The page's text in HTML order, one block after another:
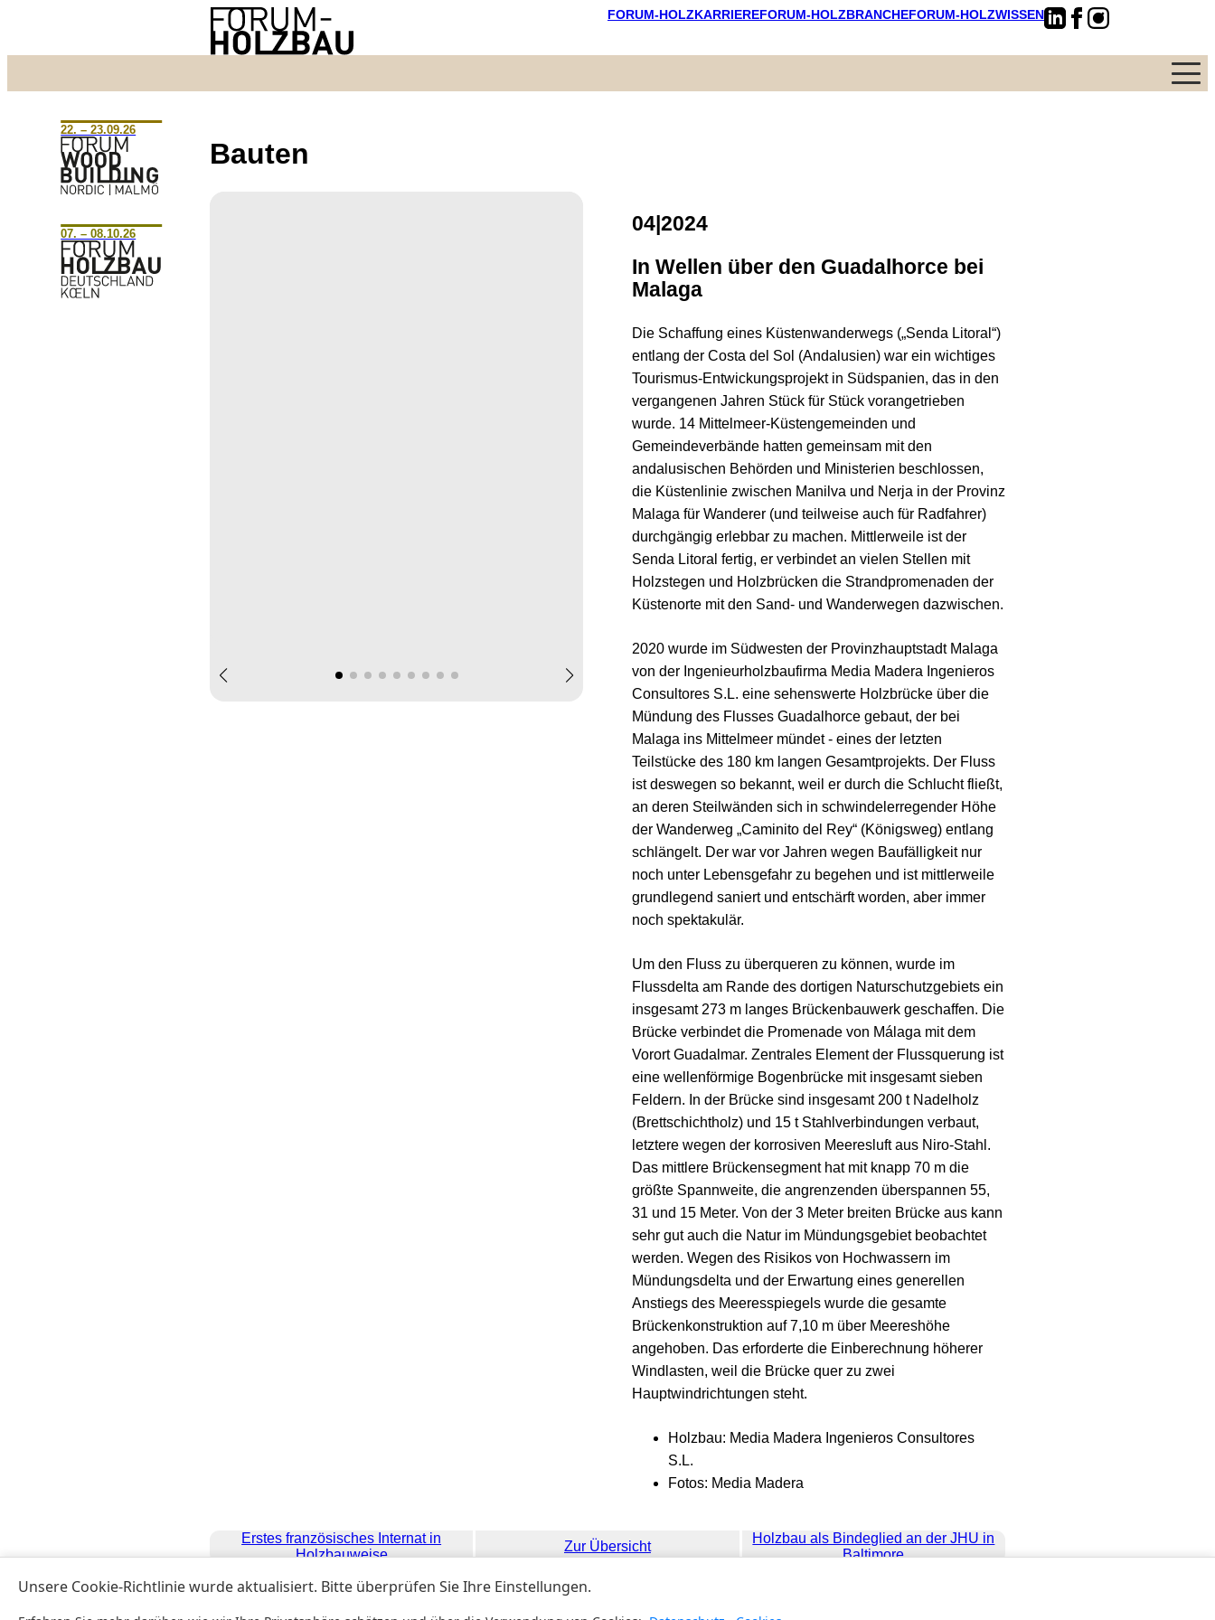
FORUM-HOLZKARRIEREFORUM-HOLZBRANCHEFORUM-HOLZWISSEN
Menü
22. – 23.09.26
07. – 08.10.26
Bauten
04|2024
In Wellen über den Guadalhorce bei
Malaga
Die Schaffung eines Küstenwanderwegs („Senda Litoral“)
entlang der Costa del Sol (Andalusien) war ein wichtiges
Tourismus-Entwickungsprojekt in Südspanien, das in den
vergangenen Jahren Stück für Stück vorangetrieben
wurde. 14 Mittelmeer-Küstengemeinden und
Gemeindeverbände hatten gemeinsam mit den
andalusischen Behörden und Ministerien beschlossen,
die Küstenlinie zwischen Manilva und Nerja in der Provinz
Malaga für Wanderer (und teilweise auch für Radfahrer)
durchgängig erlebbar zu machen. Mittlerweile ist der
Senda Litoral fertig, er verbindet an vielen Stellen mit
Holzstegen und Holzbrücken die Strandpromenaden der
Küstenorte mit den Sand- und Wanderwegen dazwischen.
2020 wurde im Südwesten der Provinzhauptstadt Malaga
von der Ingenieurholzbaufirma Media Madera Ingenieros
Consultores S.L. eine sehenswerte Holzbrücke über die
Mündung des Flusses Guadalhorce gebaut, der bei
Malaga ins Mittelmeer mündet - eines der letzten
Teilstücke des 180 km langen Gesamtprojekts. Der Fluss
ist deswegen so bekannt, weil er durch die Schlucht fließt,
an deren Steilwänden sich in schwindelerregender Höhe
der Wanderweg „Caminito del Rey“ (Königsweg) entlang
schlängelt. Der war vor Jahren wegen Baufälligkeit nur
noch unter Lebensgefahr zu begehen und ist mittlerweile
grundlegend saniert und entschärft worden, aber immer
noch spektakulär.
Um den Fluss zu überqueren zu können, wurde im
Flussdelta am Rande des dortigen Naturschutzgebiets ein
insgesamt 273 m langes Brückenbauwerk geschaffen. Die
Brücke verbindet die Promenade von Málaga mit dem
Vorort Guadalmar. Zentrales Element der Flussquerung ist
eine wellenförmige Bogenbrücke mit insgesamt sieben
Feldern. In der Brücke sind insgesamt 200 t Nadelholz
(Brettschichtholz) und 15 t Stahlverbindungen verbaut,
letztere wegen der korrosiven Meeresluft aus Niro-Stahl.
Das mittlere Brückensegment hat mit knapp 70 m die
größte Spannweite, die angrenzenden überspannen 55,
31 und 15 Meter. Von der 3 Meter breiten Brücke aus kann
sehr gut auch die Natur im Mündungsgebiet beobachtet
werden. Wegen des Risikos von Hochwassern im
Mündungsdelta und der Erwartung eines generellen
Anstiegs des Meeresspiegels wurde die gesamte
Brückenkonstruktion auf 7,10 m über Meereshöhe
angehoben. Das erforderte die Einberechnung höherer
Windlasten, weil die Brücke quer zu zwei
Hauptwindrichtungen steht.
Holzbau: Media Madera Ingenieros Consultores
S.L.
Fotos: Media Madera
Erstes französisches Internat in
Holzbauweise
Zur Übersicht
Holzbau als Bindeglied an der JHU in
Baltimore